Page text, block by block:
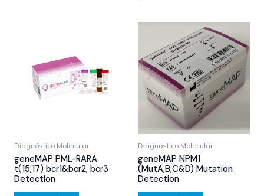
Diagnóstico Molecular
geneMAP PML-RARA
t(15;17) bcr1&bcr2, bcr3
Detection
Diagnóstico Molecular
geneMAP NPM1
(MutA,B,C&D) Mutation
Detection